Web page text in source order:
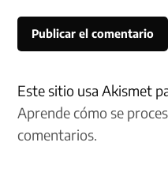
Este sitio usa Akismet
Aprende cómo se
comentarios.